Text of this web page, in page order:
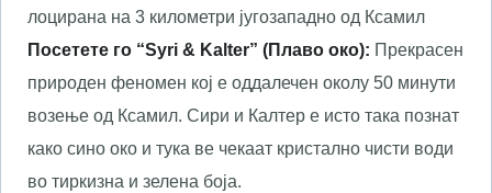
лоцирана на 3 километри југозападно од Ксамил
Посетете го “Syri & Kalter” (Плаво око): Прекрасен
природен феномен кој е оддалечен околу 50 минути
возење од Ксамил. Сири и Калтер е исто така познат
како сино око и тука ве чекаат кристално чисти води
во тиркизна и зелена боја.